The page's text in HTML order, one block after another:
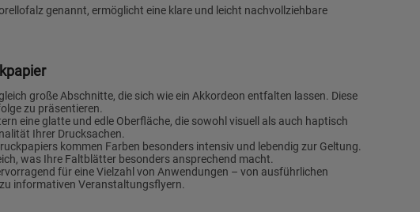
genannt, ermöglicht eine klare und leicht nachvollziehbare
große Abschnitte, die sich wie ein Akkordeon entfalten lassen. Diese
zu präsentieren.
eine glatte und edle Oberfläche, die sowohl visuell als auch haptisch
Ihrer Drucksachen.
kommen Farben besonders intensiv und lebendig zur Geltung.
was Ihre Faltblätter besonders ansprechend macht.
für eine Vielzahl von Anwendungen – von ausführlichen
informativen Veranstaltungsflyern.